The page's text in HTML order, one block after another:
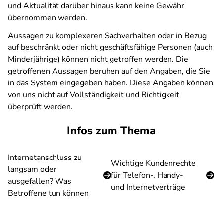
und Aktualität darüber hinaus kann keine Gewähr
übernommen werden.
Aussagen zu komplexeren Sachverhalten oder in Bezug
auf beschränkt oder nicht geschäftsfähige Personen (auch
Minderjährige) können nicht getroffen werden. Die
getroffenen Aussagen beruhen auf den Angaben, die Sie
in das System eingegeben haben. Diese Angaben können
von uns nicht auf Vollständigkeit und Richtigkeit
überprüft werden.
Infos zum Thema
Internetanschluss zu
langsam oder
ausgefallen? Was
Betroffene tun können
Wichtige Kundenrechte
für Telefon-, Handy-
und Internetverträge